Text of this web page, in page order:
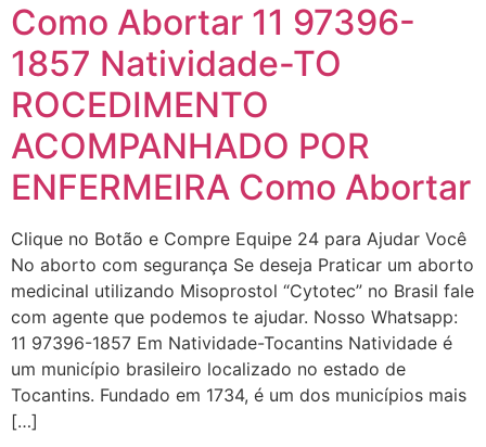
Como Abortar 11 97396-
1857 Natividade-TO
ROCEDIMENTO
ACOMPANHADO POR
ENFERMEIRA Como Abortar
Clique no Botão e Compre Equipe 24 para Ajudar Você
No aborto com segurança Se deseja Praticar um aborto
medicinal utilizando Misoprostol “Cytotec” no Brasil fale
com agente que podemos te ajudar. Nosso Whatsapp:
11 97396-1857 Em Natividade-Tocantins Natividade é
um município brasileiro localizado no estado de
Tocantins. Fundado em 1734, é um dos municípios mais
[…]
Helly
(1999997****
em http://www.proaborto.com)
Entao q seja
22/05/2026 17:09:25
G (1199866**** em
Mulheres vocês sabem dizer
quem já tomou os remédio se
depois que para de menstruar
começa a sair um líquido
transparente, se é normal ?
22/05/2026 17:10:05